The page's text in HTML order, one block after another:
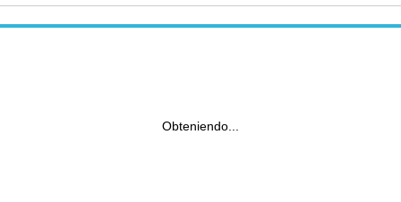
Obteniendo...